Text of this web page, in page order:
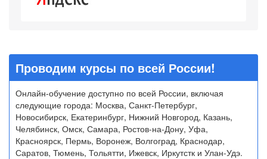
Проводим курсы по всей России!
Онлайн-обучение доступно по всей России, включая
следующие города: Москва, Санкт-Петербург,
Новосибирск, Екатеринбург, Нижний Новгород, Казань,
Челябинск, Омск, Самара, Ростов-на-Дону, Уфа,
Красноярск, Пермь, Воронеж, Волгоград, Краснодар,
Саратов, Тюмень, Тольятти, Ижевск, Иркутстк и Улан-Удэ.